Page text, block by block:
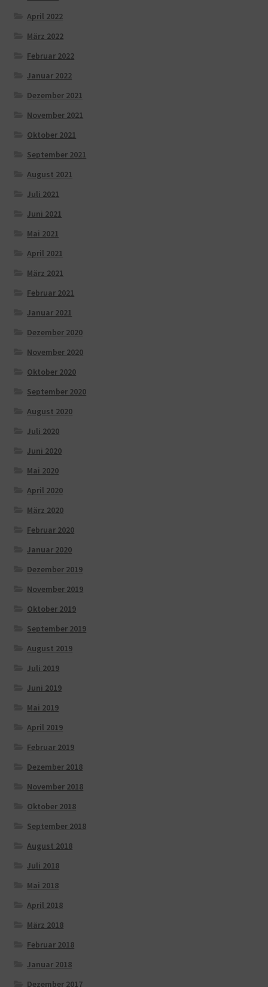
April 2022
März 2022
Februar 2022
Januar 2022
Dezember 2021
November 2021
Oktober 2021
September 2021
August 2021
Juli 2021
Juni 2021
Mai 2021
April 2021
März 2021
Februar 2021
Januar 2021
Dezember 2020
November 2020
Oktober 2020
September 2020
August 2020
Juli 2020
Juni 2020
Mai 2020
April 2020
März 2020
Februar 2020
Januar 2020
Dezember 2019
November 2019
Oktober 2019
September 2019
August 2019
Juli 2019
Juni 2019
Mai 2019
April 2019
Februar 2019
Dezember 2018
November 2018
Oktober 2018
September 2018
August 2018
Juli 2018
Mai 2018
April 2018
März 2018
Februar 2018
Januar 2018
Dezember 2017